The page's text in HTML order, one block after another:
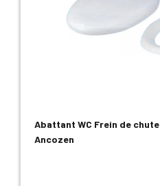
Abattant WC Frein de
Ancozen